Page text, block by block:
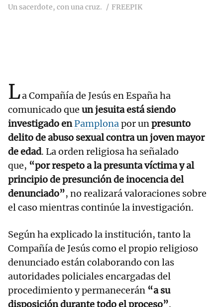
Un sacerdote, con una cruz. FREEPIK
La Compañía de Jesús en España ha
comunicado que un jesuita está siendo
investigado enPamplonapor unpresunto
delito de abuso sexual contra un joven mayor
de edad. La orden religiosa ha señalado
que, “por respeto a la presunta víctima y al
principio de presunción de inocencia del
denunciado”, no realizará valoraciones sobre
el caso mientras continúe la investigación.
Según ha explicado la institución, tanto la
Compañía de Jesús como el propio religioso
denunciado están colaborando con las
autoridades policiales encargadas del
procedimiento y permanecerán “a su
disposición durante todo el proceso”.